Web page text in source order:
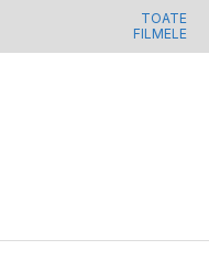
TOATE
FILMELE